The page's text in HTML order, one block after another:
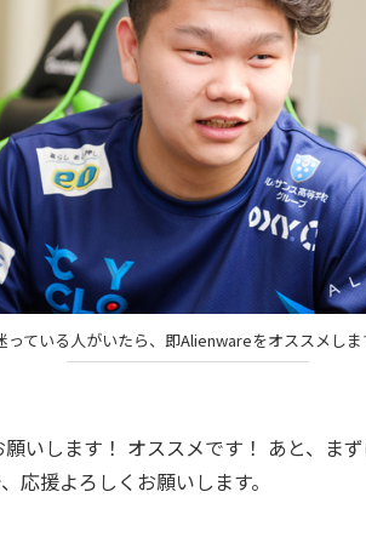
っている人がいたら、即Alienwareをオススメ
いします！ オススメです！ あと、ま
応援よろしくお願いします。